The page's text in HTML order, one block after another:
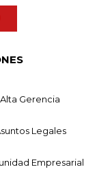
Alta Gerencia
Legales
Empresarial